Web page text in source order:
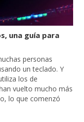
una guía para
personas
un teclado. Y
los de
vuelto mucho más
lo que comenzó